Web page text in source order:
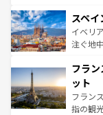
ろん、
景など
ピザや
ませて
なお、
しい。
スペイ
イベリ
注ぐ地
文化が
れる闘
る。首
アート
フラ
ット
フラン
指の観